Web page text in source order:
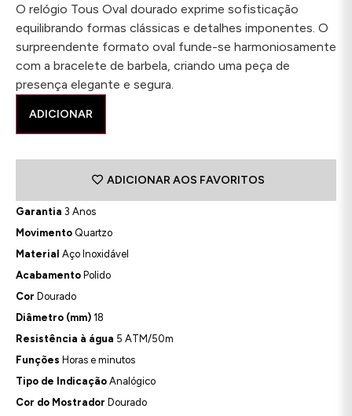
O relógio Tous Oval dourado exprime sofisticação
equilibrando formas clássicas e detalhes imponentes. O
surpreendente formato oval funde-se harmoniosamente
com a bracelete de barbela, criando uma peça de
presença elegante e segura.
ADICIONAR
ADICIONAR AOS FAVORITOS
Garantia 3 Anos
Movimento Quartzo
Material Aço Inoxidável
Acabamento Polido
Cor Dourado
Diâmetro (mm) 18
Resistência à água 5 ATM/50m
Funções Horas e minutos
Tipo de Indicação Analógico
Cor do Mostrador Dourado